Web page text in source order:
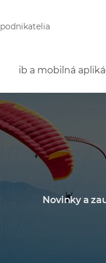
podnikatelia
ib a mobilná
Novinky a